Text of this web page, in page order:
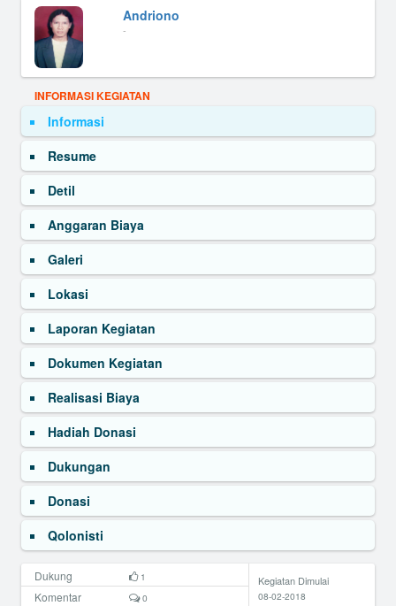
Andriono
-
INFORMASI KEGIATAN
Informasi
Resume
Detil
Anggaran Biaya
Galeri
Lokasi
Laporan Kegiatan
Dokumen Kegiatan
Realisasi Biaya
Hadiah Donasi
Dukungan
Donasi
Qolonisti
Dukung 1
Komentar 0
Kegiatan Dimulai
08-02-2018